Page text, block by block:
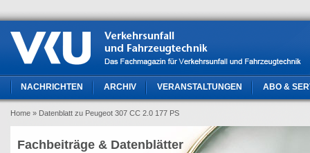
NACHRICHTEN ARCHIV VERANSTALTUNGEN ABO &
Home » Datenblatt zu Peugeot 307 CC 2.0 177 PS
Fachbeiträge & Datenblätter